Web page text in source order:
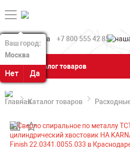
Ваш город:
Москва
Нет Да
Ваш город:
Москва
Нет Да
+7 800 555 42 85
Каталог товаров
Каталог товаров